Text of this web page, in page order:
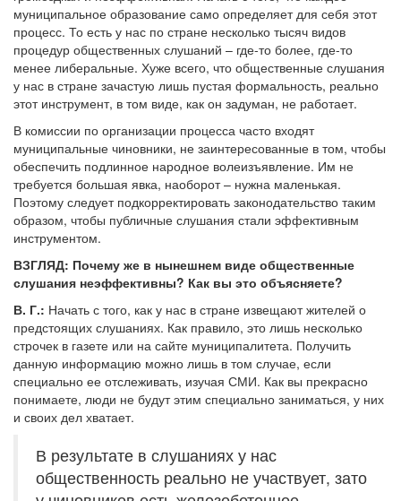
муниципальное образование само определяет для себя этот
процесс. То есть у нас по стране несколько тысяч видов
процедур общественных слушаний – где-то более, где-то
менее либеральные. Хуже всего, что общественные слушания
у нас в стране зачастую лишь пустая формальность, реально
этот инструмент, в том виде, как он задуман, не работает.
В комиссии по организации процесса часто входят
муниципальные чиновники, не заинтересованные в том, чтобы
обеспечить подлинное народное волеизъявление. Им не
требуется большая явка, наоборот – нужна маленькая.
Поэтому следует подкорректировать законодательство таким
образом, чтобы публичные слушания стали эффективным
инструментом.
ВЗГЛЯД: Почему же в нынешнем виде общественные
слушания неэффективны? Как вы это объясняете?
В. Г.: Начать с того, как у нас в стране извещают жителей о
предстоящих слушаниях. Как правило, это лишь несколько
строчек в газете или на сайте муниципалитета. Получить
данную информацию можно лишь в том случае, если
специально ее отслеживать, изучая СМИ. Как вы прекрасно
понимаете, люди не будут этим специально заниматься, у них
и своих дел хватает.
В результате в слушаниях у нас
общественность реально не участвует, зато